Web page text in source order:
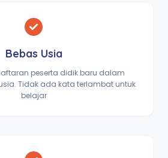
Bebas Usia
peserta didik baru dalam
Tidak ada kata terlambat untuk
belajar